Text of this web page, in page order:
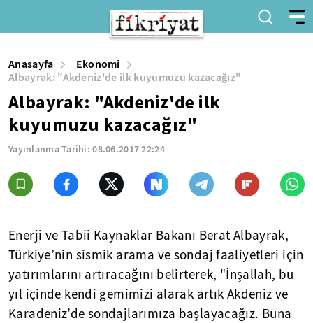
Anasayfa
Ekonomi
Albayrak: "Akdeniz'de ilk kuyumuzu kazacağız"
Albayrak: "Akdeniz'de ilk
kuyumuzu kazacağız"
Yayınlanma Tarihi:08.06.2017 22:24
Enerji ve Tabii Kaynaklar Bakanı Berat Albayrak,
Türkiye’nin sismik arama ve sondaj faaliyetleri için
yatırımlarını artıracağını belirterek, "İnşallah, bu
yıl içinde kendi gemimizi alarak artık Akdeniz ve
Karadeniz’de sondajlarımıza başlayacağız. Buna